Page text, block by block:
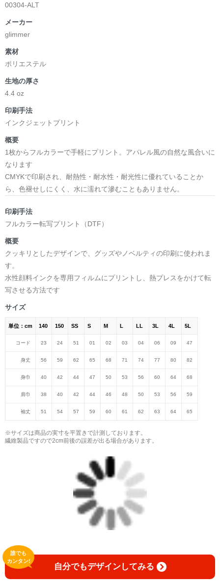
00304-ALT
メーカー
glimmer
素材
ポリエステル
生地の厚さ
4.4 oz
印刷手法
インクジェットプリント
概要
1枚からフルカラーで手軽にプリント。アパレル風の自然な風合いに
なります
CMYKで印刷され、耐熱性・耐水性・耐光性に優れていることか
ら、色褪せしにくく、水に濡れて滲むこともありません。
印刷手法
フルカラー転写プリント（DTF）
概要
クッキリとしたデザインで、グッズやノベルティの印刷に使われま
す。
水性顔料インクを専用フィルムにプリントし、熱プレスをかけて転
写させる方法です
サイズ
単位：cm 140 150 SS S M L LL 3L 4L 5L
コード 23 24 51 01 02 03 04 06 09 47
身丈 56 59 62 65 68 71 74 77 80 82
身巾 40 42 44 47 50 53 56 60 64 68
肩巾 38 40 42 44 46 48 50 53 56 59
袖丈 51 54 57 59 60 61 62 63 64 65
※サイズは商品の実寸を平置きで計測しております。
繊維製品ですので2cm前後の誤差が出る場合があります。
自分でもデザインしてみる
誰でも
カンタン!